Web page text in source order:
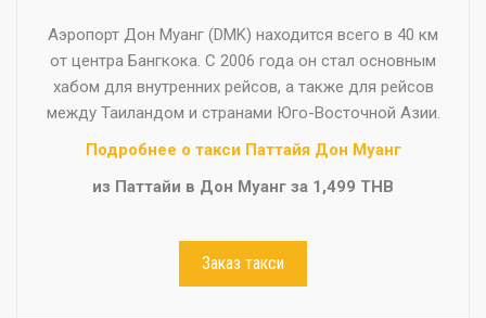
Аэропорт Дон Муанг (DMK) находится всего в 40 км
от центра Бангкока. С 2006 года он стал основным
хабом для внутренних рейсов, а также для рейсов
между Таиландом и странами Юго-Восточной Азии.
Подробнее о такси Паттайя Дон Муанг
из Паттайи в Дон Муанг за 1,499 THB
Заказ такси